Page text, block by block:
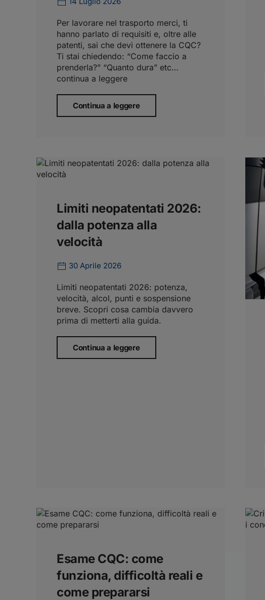
Per lavorare nel trasporto merci, ti
hanno parlato di requisiti e, oltre alle
patenti, sai che devi ottenere la CQC?
Ti stai chiedendo: “Come faccio a
prenderla?” “Quanto dura” etc…
continua a leggere
Continua a leggere
Limiti neopatentati 2026:
dalla potenza alla
velocità
30 Aprile 2026
Limiti neopatentati 2026: potenza,
velocità, alcol, punti e sospensione
breve. Scopri cosa cambia davvero
prima di metterti alla guida.
Continua a leggere
Esame CQC: come
funziona, difficoltà reali e
come prepararsi